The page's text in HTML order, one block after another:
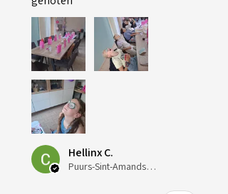
Hellinx C.
Puurs-Sint-Amands, Belgium